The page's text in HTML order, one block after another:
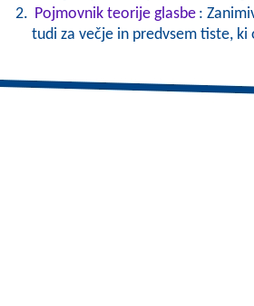
Pojmovnik teorije glasbe :
tudi za večje in predvsem tiste,